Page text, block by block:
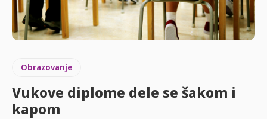
Obrazovanje
Vukove diplome dele se šakom i
kapom